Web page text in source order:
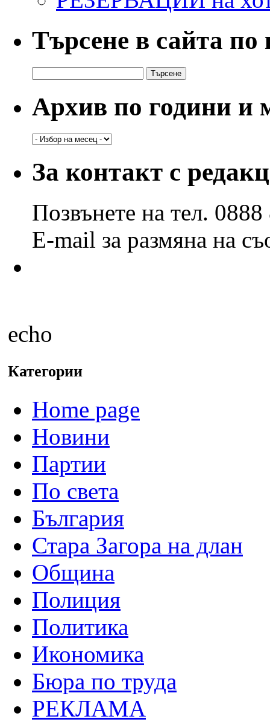
Търсене в сайта
за:
Архив по години и
Архив
и
месеци
За контакт с
Позвънете на тел.
E-mail за размяна на
echo
Категории
Home page
Новини
Партии
По света
България
Стара Загора на длан
Община
Полиция
Политика
Икономика
Бюра по труда
РЕКЛАМА